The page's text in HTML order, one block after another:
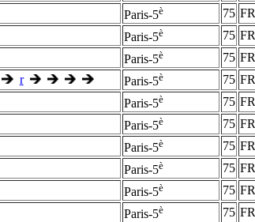
Paris-5è 75 FR
Paris-5è 75 FR
Paris-5è 75 FR
r Paris-5è 75 FR
Paris-5è 75 FR
Paris-5è 75 FR
Paris-5è 75 FR
Paris-5è 75 FR
Paris-5è 75 FR
Paris-5è 75 FR